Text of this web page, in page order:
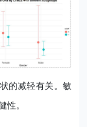
的减轻有关。敏
性。